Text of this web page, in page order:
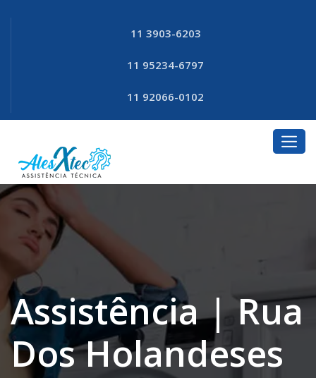
11 3903-6203
11 95234-6797
11 92066-0102
Assistência | Rua
Dos Holandeses